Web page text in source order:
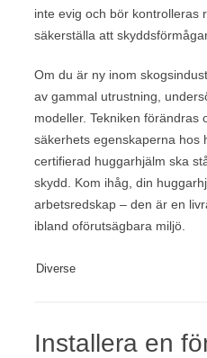
inte evig och bör kontrolleras
säkerställa att
Om du är ny inom
av gammal utrustning,
modeller. Tekniken förändras
säkerhets egenskaperna hos
certifierad huggarhjälm ska
skydd. Kom ihåg, din
arbetsredskap – den är en
ibland oförutsägbara miljö.
Diverse
Installera en